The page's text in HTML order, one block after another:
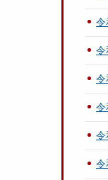
令
令
令
令
令
令